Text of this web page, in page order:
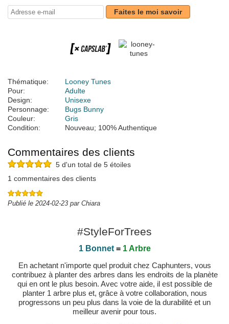
Faites le moi savoir
Thématique:
Looney Tunes
Pour:
Adulte
Design:
Unisexe
Personnage:
Bugs Bunny
Couleur:
Gris
Condition:
Nouveau; 100% Authentique
Commentaires des clients
5 d'un total de 5 étoiles
1 commentaires des clients
Publié le 2024-02-23 par Chiara
#StyleForTrees
1 Bonnet= 1 Arbre
En achetant n'importe quel produit chez Caphunters, vous
contribuez à planter des arbres dans les endroits de la planète
qui en ont le plus besoin. Avec votre aide, il est possible de
planter 1 arbre plus et, grâce à votre collaboration, nous
progressons un peu plus dans la voie de la durabilité et un
meilleur avenir pour tous.